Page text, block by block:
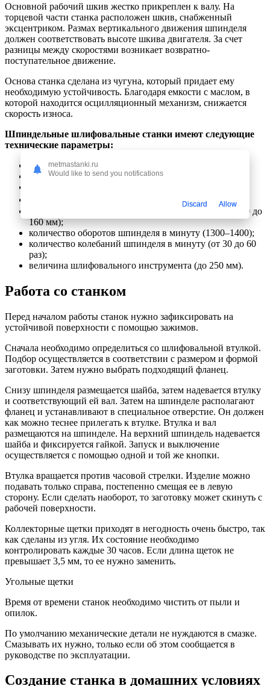
Основной рабочий шкив жестко прикреплен к валу. На
торцевой части станка расположен шкив, снабженный
эксцентриком. Размах вертикального движения шпинделя
должен соответствовать высоте шкива двигателя. За счет
разницы между скоростями возникает возвратно-
поступательное движение.
Основа станка сделана из чугуна, который придает ему
необходимую устойчивость. Благодаря емкости с маслом, в
которой находится осцилляционный механизм, снижается
скорость износа.
Шпиндельные шлифовальные станки имеют следующие
технические параметры:
масса (от 10 до 140 кг);
параметры рабочего стола;
угол наклона рабочей поверхности (до 45⁰);
максимальная высота обрабатываемой детали (от 100 до
160 мм);
количество оборотов шпинделя в минуту (1300–1400);
количество колебаний шпинделя в минуту (от 30 до 60
раз);
величина шлифовального инструмента (до 250 мм).
Работа со станком
Перед началом работы станок нужно зафиксировать на
устойчивой поверхности с помощью зажимов.
Сначала необходимо определиться со шлифовальной втулкой.
Подбор осуществляется в соответствии с размером и формой
заготовки. Затем нужно выбрать подходящий фланец.
Снизу шпинделя размещается шайба, затем надевается втулку
и соответствующий ей вал. Затем на шпинделе располагают
фланец и устанавливают в специальное отверстие. Он должен
как можно теснее прилегать к втулке. Втулка и вал
размещаются на шпинделе. На верхний шпиндель надевается
шайба и фиксируется гайкой. Запуск и выключение
осуществляется с помощью одной и той же кнопки.
Втулка вращается против часовой стрелки. Изделие можно
подавать только справа, постепенно смещая ее в левую
сторону. Если сделать наоборот, то заготовку может скинуть с
рабочей поверхности.
Коллекторные щетки приходят в негодность очень быстро, так
как сделаны из угля. Их состояние необходимо
контролировать каждые 30 часов. Если длина щеток не
превышает 3,5 мм, то ее нужно заменить.
Угольные щетки
Время от времени станок необходимо чистить от пыли и
опилок.
По умолчанию механические детали не нуждаются в смазке.
Смазывать их нужно, только если об этом сообщается в
руководстве по эксплуатации.
Создание станка в домашних условиях
metmastanki.ru
Would like to send you notifications
Discard Allow